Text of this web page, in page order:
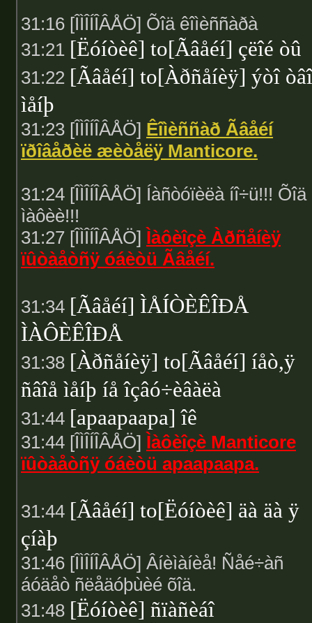
31:16 [ÎÌÎÍÎÂÅÖ] Õîä êîìèññàðà
31:21 [Ëóíòèê] to[Ãâåéí] çëîé òû
31:22 [Ãâåéí] to[Àðñåíèÿ] ýòî
ìåíþ
31:23 [ÎÌÎÍÎÂÅÖ] Êîìèññàð Ãâåéí
ïðîâåðèë æèòåëÿ Manticore.
31:24 [ÎÌÎÍÎÂÅÖ] Íàñòóïèëà íî÷ü!!! Õîä
ìàôèè!!!
31:27 [ÎÌÎÍÎÂÅÖ] Ìàôèîçè Àðñåíèÿ
ïûòàåòñÿ óáèòü Ãâåéí.
31:34 [Ãâåéí] ÌÅÍÒÈÊÎÐÅ
ÌÀÔÈÊÎÐÅ
31:38 [Àðñåíèÿ] to[Ãâåéí] íåò,ÿ
ñâîå ìåíþ íå îçâó÷èâàëà
31:44 [apaapaapa] îê
31:44 [ÎÌÎÍÎÂÅÖ] Ìàôèîçè Manticore
ïûòàåòñÿ óáèòü apaapaapa.
31:44 [Ãâåéí] to[Ëóíòèê] äà äà ÿ
çíàþ
31:46 [ÎÌÎÍÎÂÅÖ] Âíèìàíèå! Ñåé÷àñ
áóäåò ñëåäóþùèé õîä.
31:48 [Ëóíòèê] ñïàñèáî